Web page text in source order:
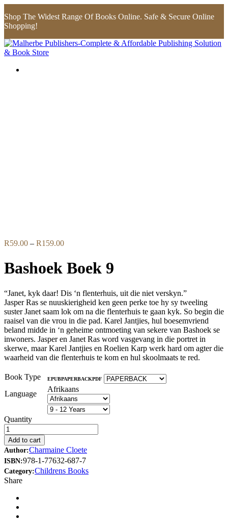
Shop The Widest Range Of Books Online. Safe & Secure Online
Shopping!
R59.00 – R159.00Price
R59.00
through
Bashoek Boek 9
“Janet, kyk daar! Dis ‘n flenterhuis, uit die niet verskyn.”
Jasper Ras se nuuskierigheid ken geen perke toe hy sy tweeling
suster Janet saam lok om na die flenterhuis te gaan kyk. So begin die
raaisel van die vrou in die pad. Karel Jantjies, hul boesemvriend
beland midde in ‘n geheime ontmoeting van sekere van Bashoek se
inwoners. Jasper en Janet Ras word vasgevang in die portret in
skerwe, maar Karel Jantjies en Roelien Karp werk hard om agter die
waarheid van die flenterhuis te kom en hul skoolmaats te red.
Book Type EPUBPAPERBACKPDF
Language
Afrikaans
Quantity
Add to cart
Author:Charmaine Cloete
ISBN:978-1-77632-687-7
Category:Childrens Books
Share